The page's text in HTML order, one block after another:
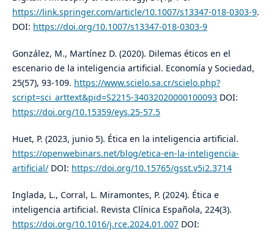
https://link.springer.com/article/10.1007/s13347-018-0303-9.
DOI: https://doi.org/10.1007/s13347-018-0303-9
González, M., Martínez D. (2020). Dilemas éticos en el
escenario de la inteligencia artificial. Economía y Sociedad,
25(57), 93-109. https://www.scielo.sa.cr/scielo.php?
script=sci_arttext&pid=S2215-34032020000100093DOI:
https://doi.org/10.15359/eys.25-57.5
Huet, P. (2023, junio 5). Ética en la inteligencia artificial.
https://openwebinars.net/blog/etica-en-la-inteligencia-
artificial/DOI: https://doi.org/10.15765/gsst.v5i2.3714
Inglada, L., Corral, L. Miramontes, P. (2024). Ética e
inteligencia artificial. Revista Clínica Española, 224(3).
https://doi.org/10.1016/j.rce.2024.01.007DOI: